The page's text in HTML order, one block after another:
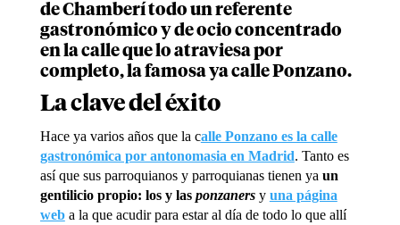
de Chamberí todo un referente
gastronómico y de ocio concentrado
en la calle que lo atraviesa por
completo, la famosa ya calle Ponzano.
La clave del éxito
Hace ya varios años que la calle Ponzano es la calle
gastronómica por antonomasia en Madrid. Tanto es
así que sus parroquianos y parroquianas tienen ya un
gentilicio propio: los y las ponzanersy una página
weba la que acudir para estar al día de todo lo que allí